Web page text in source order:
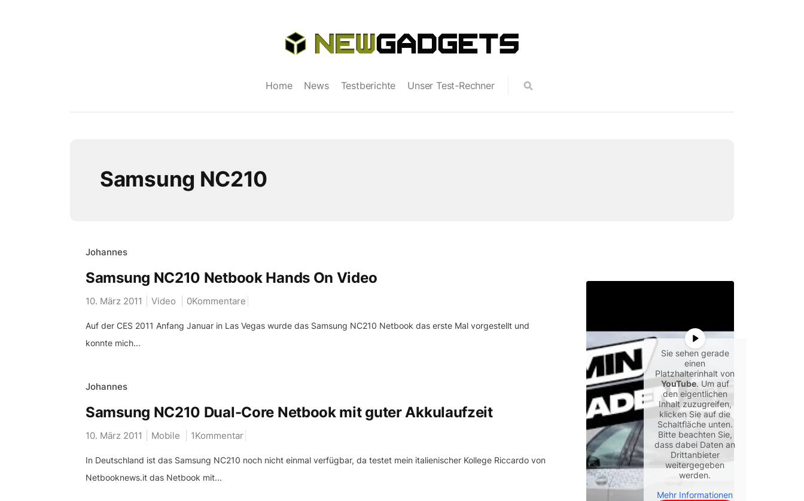
Home News Testberichte Unser Test-Rechner
Samsung NC210
Johannes
Samsung NC210 Netbook Hands On Video
10. März 2011 Video 0Kommentare
Auf der CES 2011 Anfang Januar in Las Vegas wurde das Samsung NC210 Netbook das erste Mal vorgestellt und
konnte mich...
Johannes
Samsung NC210 Dual-Core Netbook mit guter Akkulaufzeit
10. März 2011 Mobile 1Kommentar
In Deutschland ist das Samsung NC210 noch nicht einmal verfügbar, da testet mein italienischer Kollege Riccardo von
Netbooknews.it das Netbook mit...
Sie sehen gerade
einen
Platzhalterinhalt von
YouTube. Um auf
den eigentlichen
Inhalt zuzugreifen,
klicken Sie auf die
Schaltfläche unten.
Bitte beachten Sie,
dass dabei Daten an
Drittanbieter
weitergegeben
werden.
Mehr Informationen